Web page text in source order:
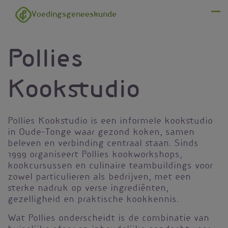
Overslaan en naar de inhoud gaan
Voedingsgeneeskunde
Pollies
Kookstudio
Pollies Kookstudio is een informele kookstudio
in Oude-Tonge waar gezond koken, samen
beleven en verbinding centraal staan. Sinds
1999 organiseert Pollies kookworkshops,
kookcursussen en culinaire teambuildings voor
zowel particulieren als bedrijven, met een
sterke nadruk op verse ingrediënten,
gezelligheid en praktische kookkennis.
Wat Pollies onderscheidt is de combinatie van